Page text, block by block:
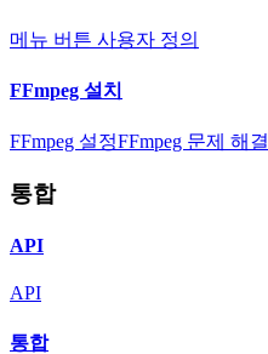
메뉴 버튼 사용자 정의
FFmpeg 설치
FFmpeg 설정FFmpeg 문제 해결
통합
API
API
통합